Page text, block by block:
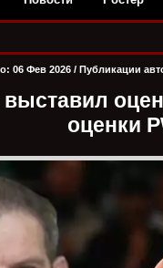
06 Фев 2026 / Публикации
оценки